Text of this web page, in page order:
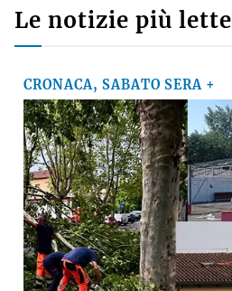
Le notizie più lette
CRONACA, SABATO SERA +